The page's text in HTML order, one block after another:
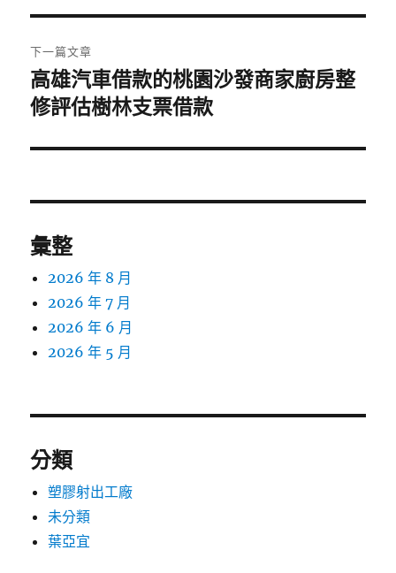
覽
文
章:
下一篇文章
下
一
文
高雄汽車借款的桃園沙發商家廚房整
修評估樹林支票借款
彙整
2026 年 8 月
2026 年 7 月
2026 年 6 月
2026 年 5 月
分類
塑膠射出工廠
未分類
葉亞宜